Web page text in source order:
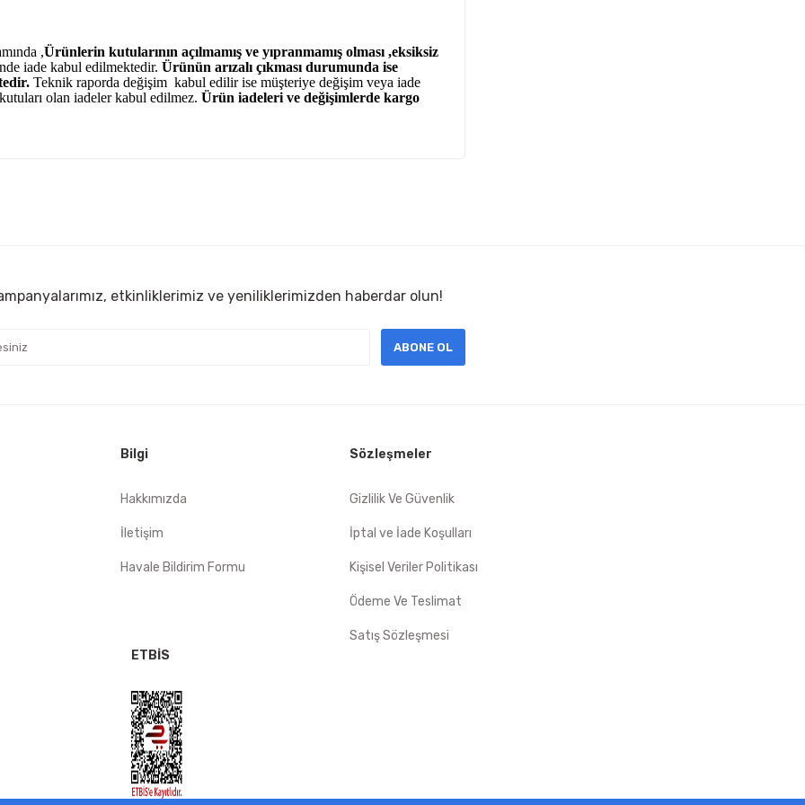
,Ürünlerin kutularının açılmamış ve yıpranmamış olması ,eksiksiz
iade kabul edilmektedir. Ürünün arızalı çıkması durumunda ise
Teknik raporda değişim kabul edilir ise müşteriye değişim veya iade
kutuları olan iadeler kabul edilmez. Ürün iadeleri ve değişimlerde kargo
hızlı
etkinliklerimiz ve yeniliklerimizden haberdar olun!
ABONE OL
Bilgi
Hakkımızda
İletişim
Havale Bildirim Formu
Sözleşmeler
Gizlilik Ve Güvenlik
İptal ve İade Koşulları
Kişisel Veriler Politikası
Ödeme Ve Teslimat
Satış Sözleşmesi
ETBİS